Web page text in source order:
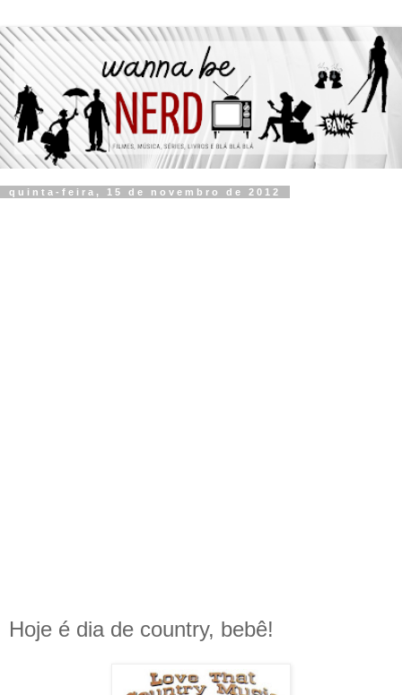
quinta-feira, 15 de novembro de 2012
Hoje é dia de country, bebê!